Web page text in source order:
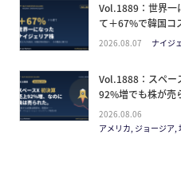
Vol.1889：世界
て＋67%で韓国コ
方
2026.08.07 ナイジ
Vol.1888：スペー
92%増でも株が売
の買い方。
2026.08.06
アメリカ, ジョージア,